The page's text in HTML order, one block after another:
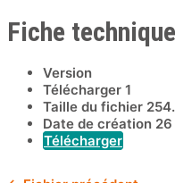
Fiche
Version
Télécharger 1
Taille du fichier
Date de création
Télécharger